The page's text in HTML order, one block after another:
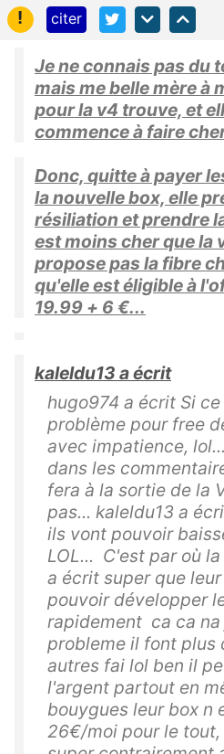
!
citer
Je ne connais pas du
mais me belle mère à
pour la v4 trouve, et
commence à faire
Donc, quitte à payer
la nouvelle box, elle
résiliation et prendre
est moins cher que la
propose pas la fibre
qu'elle est éligible à
19.99 + 6 €...
kaleldu13 a écrit
hugo974 a écrit Si
problème pour free
avec impatience,
dans les
fera à la sortie de la
pas... kaleldu13 a
ils vont pouvoir
LOL... C'est par où
a écrit super que
pouvoir développer
rapidement ca ca na
probleme il font plus
autres fai lol ben il
l'argent partout en
bouygues leur box n
26€/moi pour le